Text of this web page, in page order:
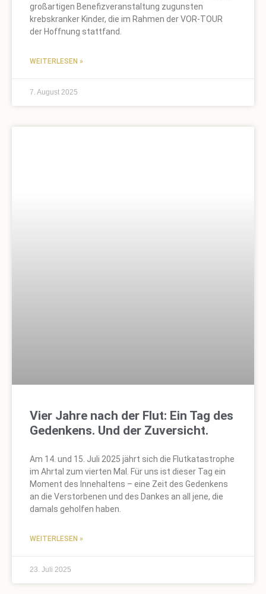
großartigen Benefizveranstaltung zugunsten
krebskranker Kinder, die im Rahmen der VOR-TOUR
der Hoffnung stattfand.
WEITERLESEN »
7. August 2025
Vier Jahre nach der Flut: Ein Tag des
Gedenkens. Und der Zuversicht.
Am 14. und 15. Juli 2025 jährt sich die Flutkatastrophe
im Ahrtal zum vierten Mal. Für uns ist dieser Tag ein
Moment des Innehaltens – eine Zeit des Gedenkens
an die Verstorbenen und des Dankes an all jene, die
damals geholfen haben.
WEITERLESEN »
23. Juli 2025